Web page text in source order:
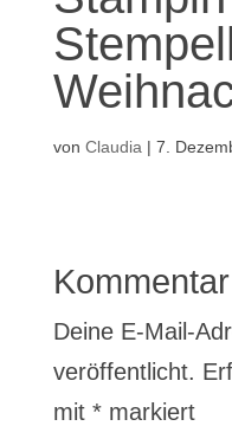
von Claudia | 7.
Deine E-Mail-
veröffentlicht.
mit *markiert